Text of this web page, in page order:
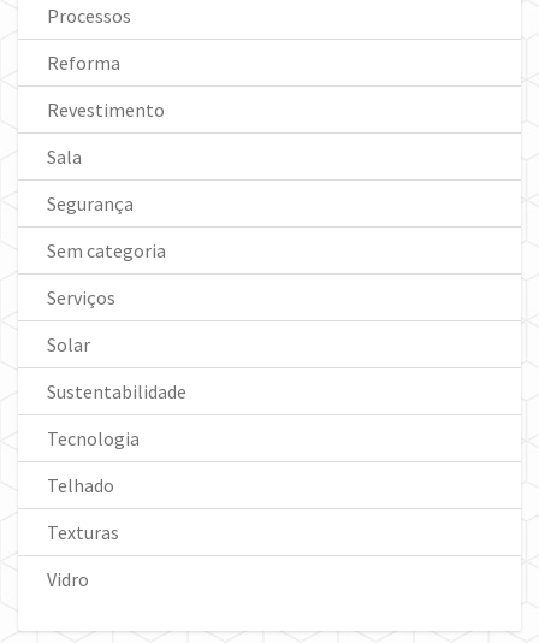
Processos
Reforma
Revestimento
Sala
Segurança
Sem categoria
Serviços
Solar
Sustentabilidade
Tecnologia
Telhado
Texturas
Vidro